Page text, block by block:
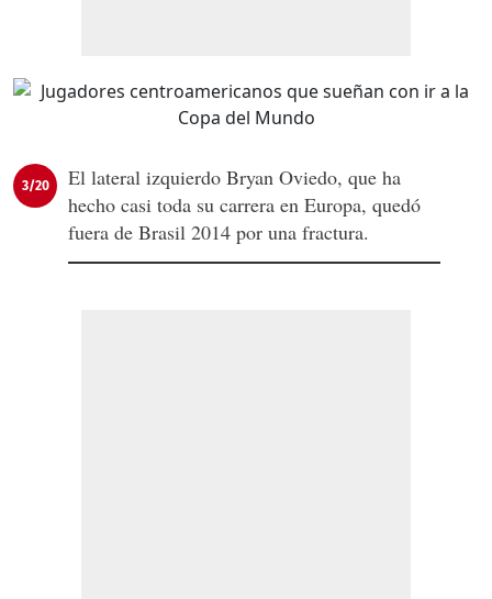
3/20
El lateral izquierdo Bryan Oviedo, que ha
hecho casi toda su carrera en Europa, quedó
fuera de Brasil 2014 por una fractura.